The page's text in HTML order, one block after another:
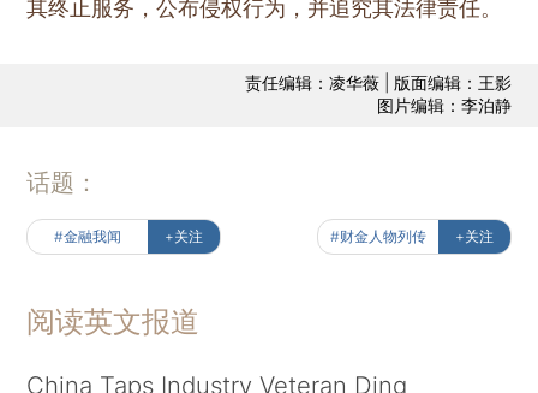
其终止服务，公布侵权行为，并追究其法律责任。
责任编辑：凌华薇 | 版面编辑：王影
图片编辑：李泊静
话题：
#金融我闻 +关注 #财金人物列传 +关注
阅读英文报道
China Taps Industry Veteran Ding